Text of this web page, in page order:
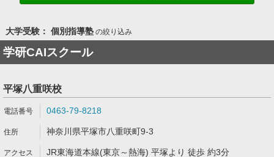
大学受験： 個別指導塾の絞り込み
学研CAIスクール
平塚八重咲校
0463-79-8218
神奈川県平塚市八重咲町9-3
JR東海道本線(東京～熱海) 平塚より 徒歩 約3分